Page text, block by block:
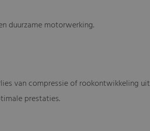
duurzame motorwerking.
van compressie of rookontwikkeling uit
prestaties.